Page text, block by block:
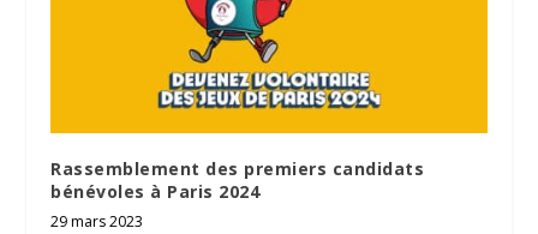
Rassemblement des premiers candidats
bénévoles à Paris 2024
29 mars 2023